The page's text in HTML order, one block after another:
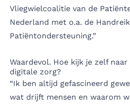
Vliegwielcoalitie van de
Nederland met o.a. de
Patiëntondersteuning.”
Waardevol. Hoe kijk je zelf
digitale zorg?
“Ik ben altijd gefascineerd
wat drijft mensen en waarom